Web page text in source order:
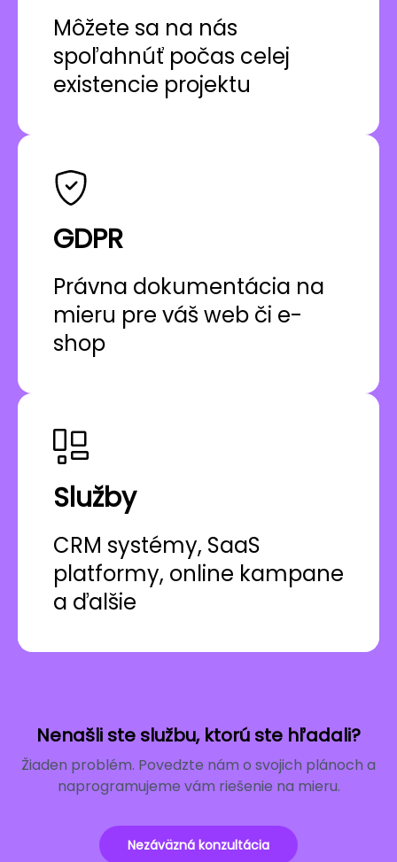
Môžete sa na nás
spoľahnúť počas celej
existencie projektu
GDPR
Právna dokumentácia na
mieru pre váš web či e-
shop
Služby
CRM systémy, SaaS
platformy, online kampane
a ďalšie
Nenašli ste službu, ktorú ste hľadali?
Žiaden problém. Povedzte nám o svojich plánoch a
naprogramujeme vám riešenie na mieru.
Nezáväzná konzultácia